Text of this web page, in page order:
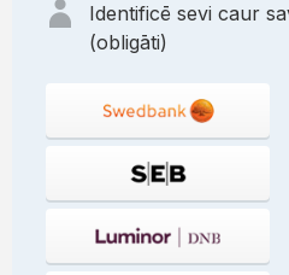
Identificē sevi caur
(obligāti)